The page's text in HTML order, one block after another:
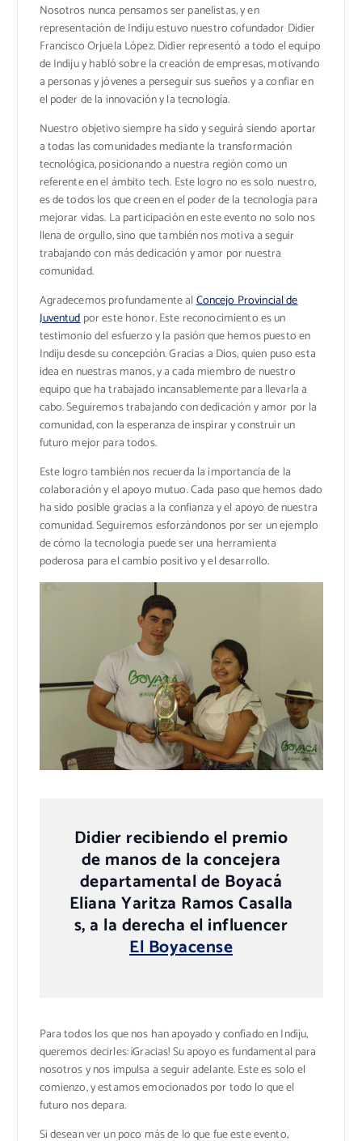
Nosotros nunca pensamos ser panelistas, y en
representación de Indiju estuvo nuestro cofundador Didier
Francisco Orjuela López. Didier representó a todo el equipo
de Indiju y habló sobre la creación de empresas, motivando
a personas y jóvenes a perseguir sus sueños y a confiar en
el poder de la innovación y la tecnología.
Nuestro objetivo siempre ha sido y seguirá siendo aportar
a todas las comunidades mediante la transformación
tecnológica, posicionando a nuestra región como un
referente en el ámbito tech. Este logro no es solo nuestro,
es de todos los que creen en el poder de la tecnología para
mejorar vidas. La participación en este evento no solo nos
llena de orgullo, sino que también nos motiva a seguir
trabajando con más dedicación y amor por nuestra
comunidad.
Agradecemos profundamente alConcejo Provincial de
Juventudpor este honor. Este reconocimiento es un
testimonio del esfuerzo y la pasión que hemos puesto en
Indiju desde su concepción. Gracias a Dios, quien puso esta
idea en nuestras manos, y a cada miembro de nuestro
equipo que ha trabajado incansablemente para llevarla a
cabo. Seguiremos trabajando con dedicación y amor por la
comunidad, con la esperanza de inspirar y construir un
futuro mejor para todos.
Este logro también nos recuerda la importancia de la
colaboración y el apoyo mutuo. Cada paso que hemos dado
ha sido posible gracias a la confianza y el apoyo de nuestra
comunidad. Seguiremos esforzándonos por ser un ejemplo
de cómo la tecnología puede ser una herramienta
poderosa para el cambio positivo y el desarrollo.
Didier recibiendo el premio
de manos de la concejera
departamental de Boyacá
Eliana Yaritza Ramos Casalla
s, a la derecha el influencer
El Boyacense
Para todos los que nos han apoyado y confiado en Indiju,
queremos decirles: ¡Gracias! Su apoyo es fundamental para
nosotros y nos impulsa a seguir adelante. Este es solo el
comienzo, y estamos emocionados por todo lo que el
futuro nos depara.
Si desean ver un poco más de lo que fue este evento,